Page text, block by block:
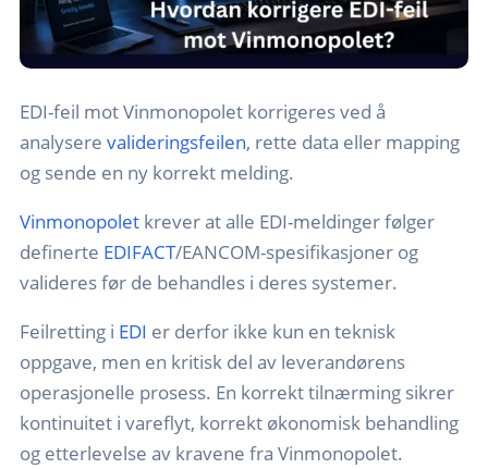
EDI-feil mot Vinmonopolet korrigeres ved å
analysere valideringsfeilen, rette data eller mapping
og sende en ny korrekt melding.
Vinmonopolet krever at alle EDI-meldinger følger
definerte EDIFACT/EANCOM-spesifikasjoner og
valideres før de behandles i deres systemer.
Feilretting i EDI er derfor ikke kun en teknisk
oppgave, men en kritisk del av leverandørens
operasjonelle prosess. En korrekt tilnærming sikrer
kontinuitet i vareflyt, korrekt økonomisk behandling
og etterlevelse av kravene fra Vinmonopolet.